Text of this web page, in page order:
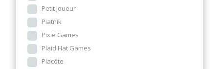
Petit Joueur
Piatnik
Pixie Games
Plaid Hat Games
Placôte